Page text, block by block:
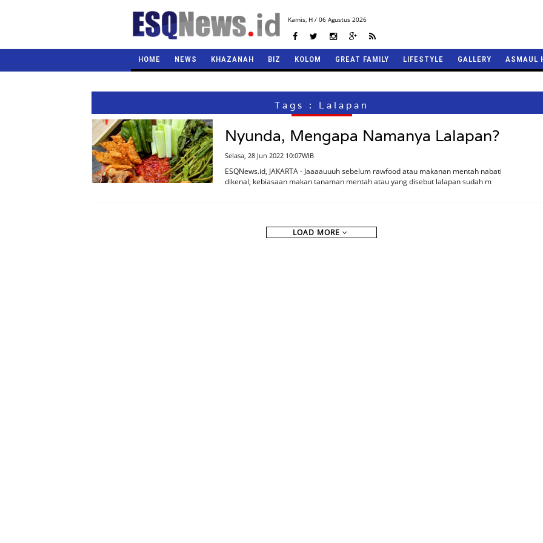
Kamis,H / 06 Agustus 2026
HOME NEWS KHAZANAH BIZ KOLOM GREAT FAMILY LIFESTYLE GALLERY ASMAUL
Tags : Lalapan
Nyunda, Mengapa Namanya Lalapan?
Selasa, 28 Jun 2022 10:07WIB
ESQNews.id, JAKARTA - Jaaaauuuh sebelum rawfood atau makanan mentah nabati
dikenal, kebiasaan makan tanaman mentah atau yang disebut lalapan sudah m
LOAD MORE